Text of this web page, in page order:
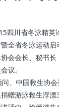
四川省冬泳精英
全省冬泳运动
会会长、秘书
议。
、中国救生协
赠游泳救生浮